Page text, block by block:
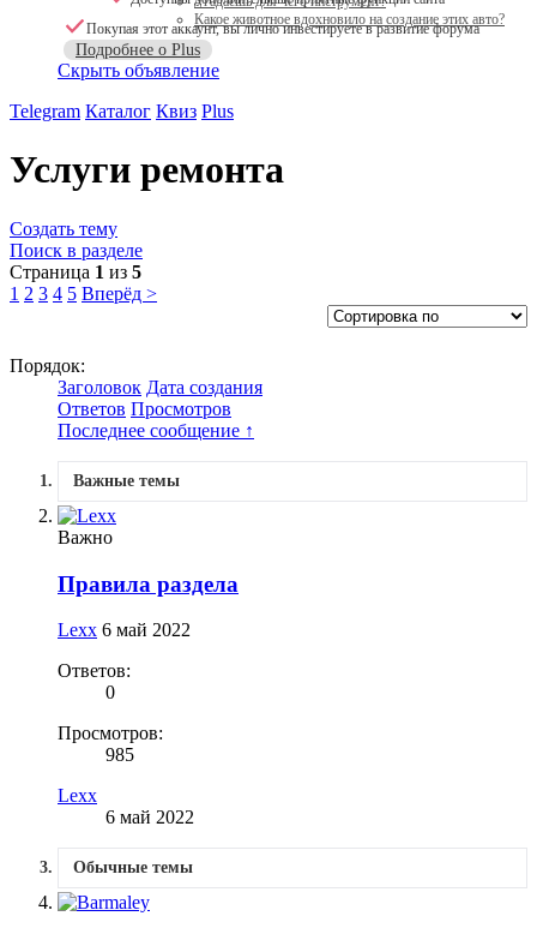
Какое животное вдохновило на создание этих авто?
Покупая этот аккаунт, вы лично инвестируете в развитие форума
Подробнее о Plus
Скрыть объявление
Telegram Каталог Квиз Plus
Услуги ремонта
Создать тему
Поиск в разделе
Страница 1 из 5
1 2 3 4 5 Вперёд >
Порядок:
Заголовок Дата создания
Ответов Просмотров
Последнее сообщение ↑
Важные темы
Важно
Правила раздела
Lexx 6 май 2022
Ответов:
0
Просмотров:
985
Lexx
6 май 2022
Обычные темы